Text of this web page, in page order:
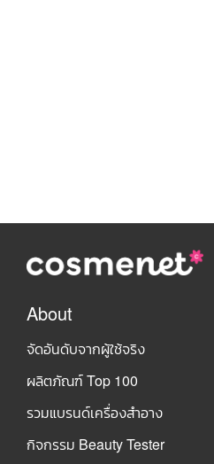
About
จัดอันดับจากผู้ใช้จริง
ผลิตภัณฑ์ Top 100
รวมแบรนด์เครื่องสำอาง
กิจกรรม Beauty Tester